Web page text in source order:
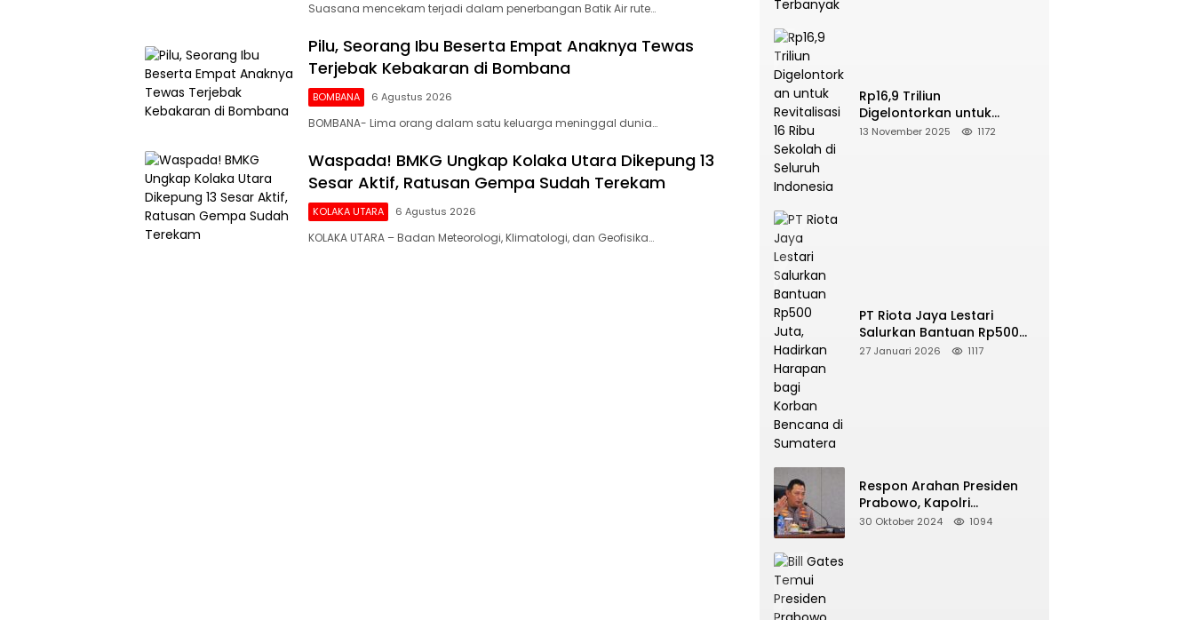
Suasana mencekam terjadi dalam penerbangan Batik Air rute…
Pilu, Seorang Ibu Beserta Empat Anaknya Tewas
Terjebak Kebakaran di Bombana
BOMBANA 6 Agustus 2026
BOMBANA- Lima orang dalam satu keluarga meninggal dunia…
Waspada! BMKG Ungkap Kolaka Utara Dikepung 13
Sesar Aktif, Ratusan Gempa Sudah Terekam
KOLAKA UTARA 6 Agustus 2026
KOLAKA UTARA – Badan Meteorologi, Klimatologi, dan Geofisika…
Rp16,9 Triliun
Digelontorkan untuk
Revitalisasi 16 Ribu Sekolah
13 November 2025 1172
PT Riota Jaya Lestari
Salurkan Bantuan Rp500
Juta, Hadirkan Harapan
27 Januari 2026 1117
Respon Arahan Presiden
Prabowo, Kapolri
Perintahkan Jajarannya
30 Oktober 2024 1094